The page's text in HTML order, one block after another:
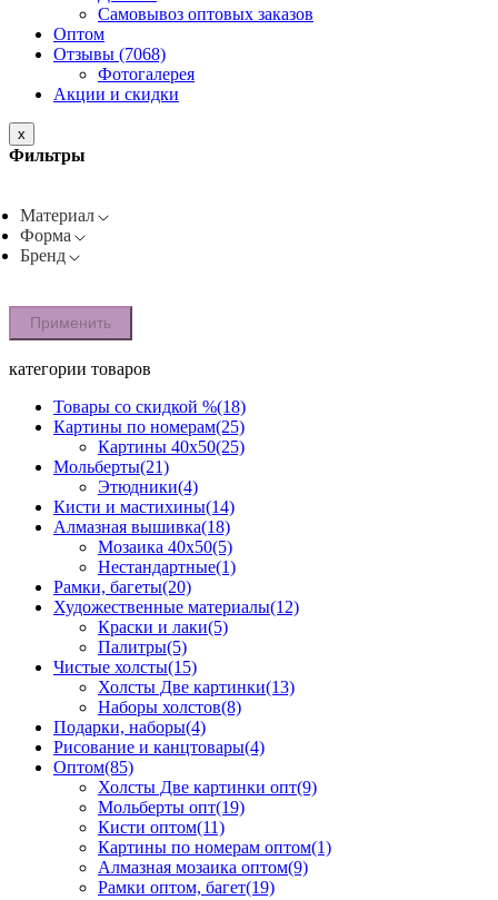
Самовывоз оптовых заказов
Оптом
Отзывы (7068)
Фотогалерея
Акции и скидки
x
Фильтры
Материал
Форма
Бренд
Применить
категории товаров
Товары со скидкой %(18)
Картины по номерам(25)
Картины 40x50(25)
Мольберты(21)
Этюдники(4)
Кисти и мастихины(14)
Алмазная вышивка(18)
Мозаика 40x50(5)
Нестандартные(1)
Рамки, багеты(20)
Художественные материалы(12)
Краски и лаки(5)
Палитры(5)
Чистые холсты(15)
Холсты Две картинки(13)
Наборы холстов(8)
Подарки, наборы(4)
Рисование и канцтовары(4)
Оптом(85)
Холсты Две картинки опт(9)
Мольберты опт(19)
Кисти оптом(11)
Картины по номерам оптом(1)
Алмазная мозаика оптом(9)
Рамки оптом, багет(19)